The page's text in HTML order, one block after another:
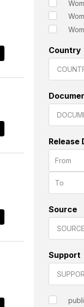
Country
Release
Source
Support